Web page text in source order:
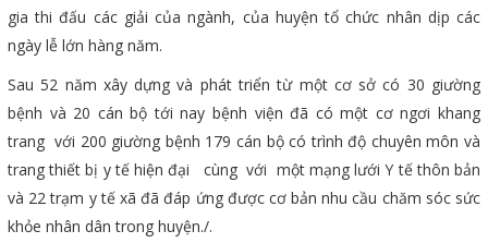
gia thi đấu các giải của ngành, của huyện tổ chức nhân dịp các
ngày lễ lớn hàng năm.
Sau 52 năm xây dựng và phát triển từ một cơ sở có 30 giường
bệnh và 20 cán bộ tới nay bệnh viện đã có một cơ ngơi khang
trang với 200 giường bệnh 179 cán bộ có trình độ chuyên môn và
trang thiết bị y tế hiện đại cùng với một mạng lưới Y tế thôn bản
và 22 trạm y tế xã đã đáp ứng được cơ bản nhu cầu chăm sóc sức
khỏe nhân dân trong huyện./.